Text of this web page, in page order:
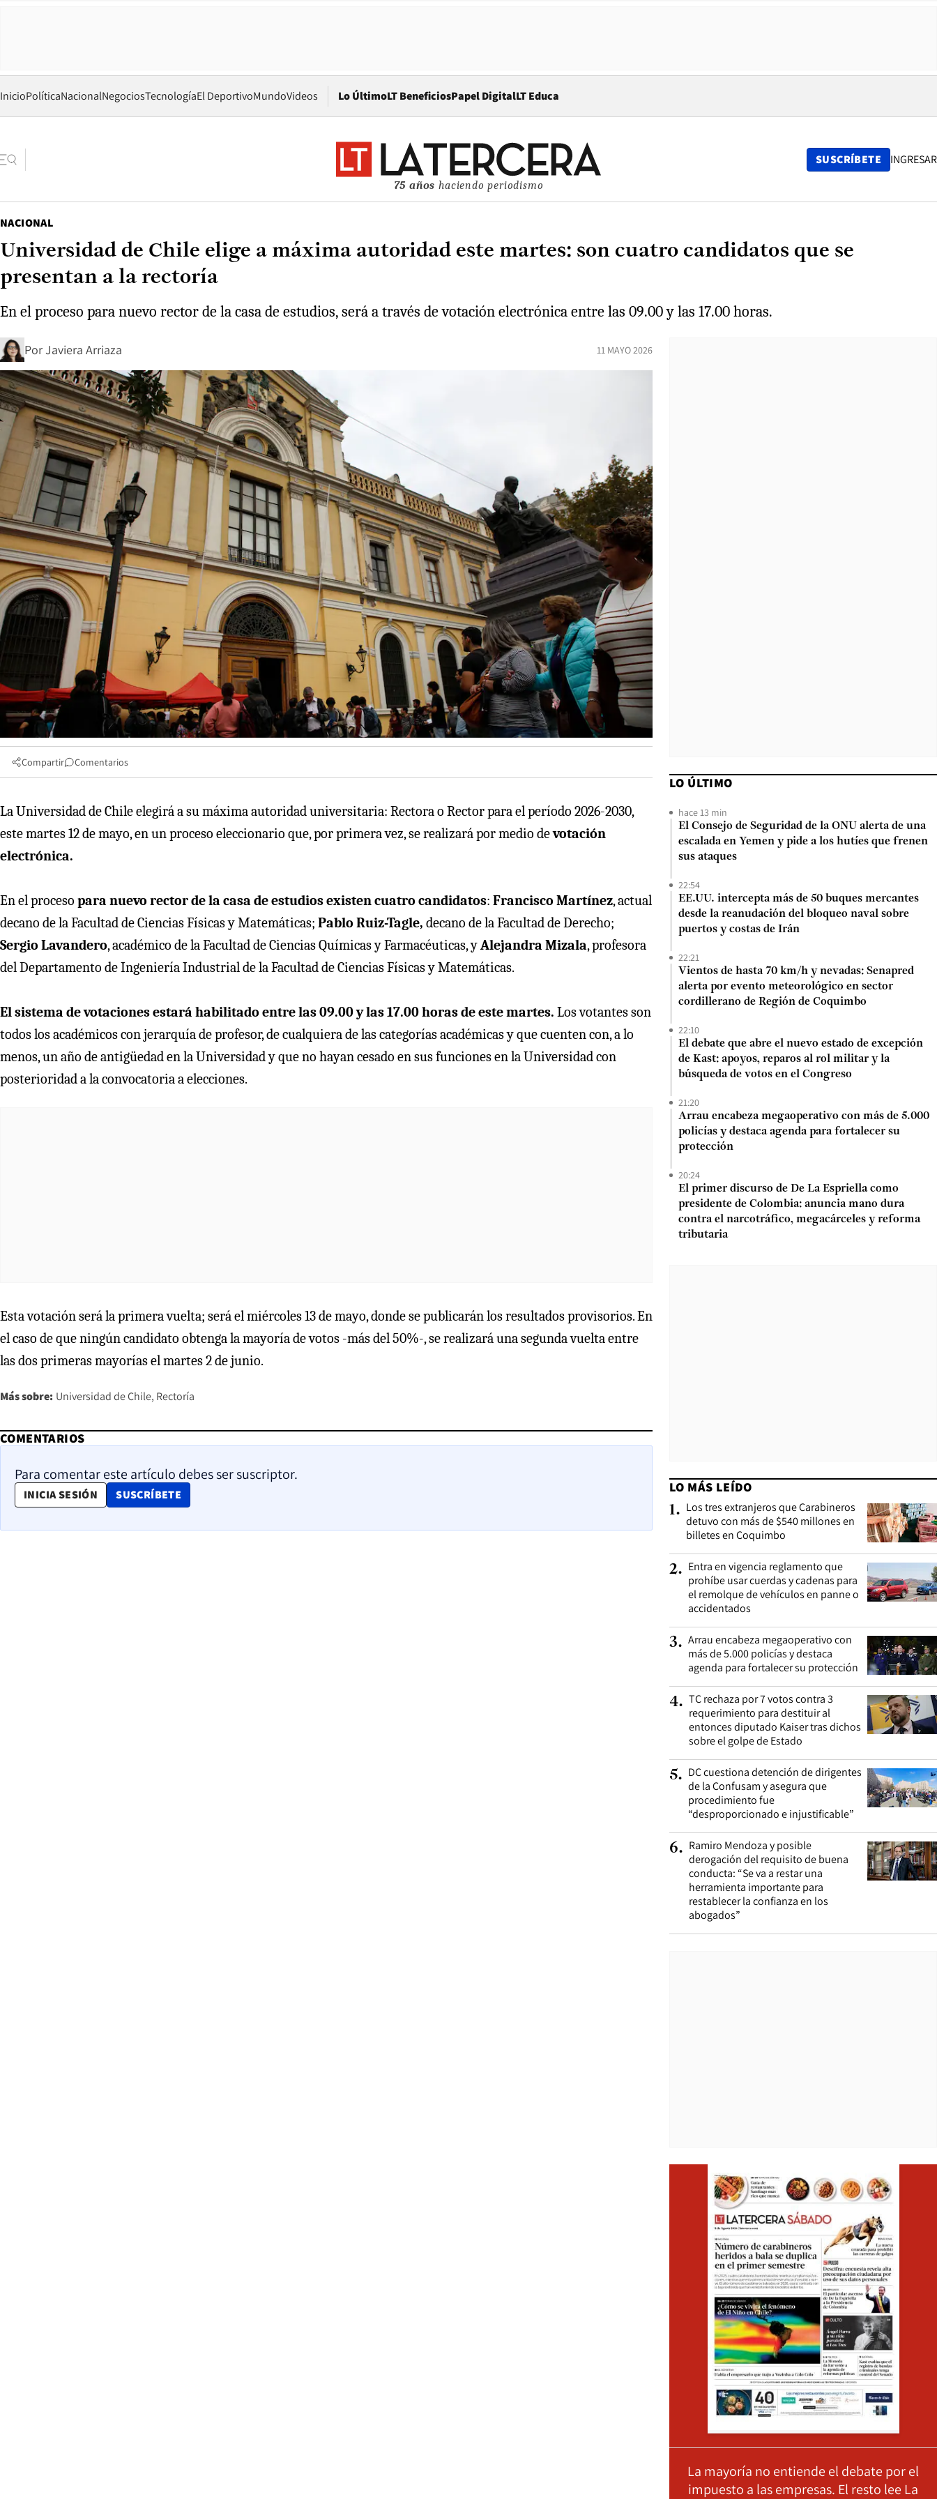
InicioPolíticaNacionalNegociosTecnologíaEl DeportivoMundoVideos Lo ÚltimoLT BeneficiosPapel DigitalOpens in new window
LT Educa
75 años haciendo periodismo
SUSCRÍBETE INGRESAR
NACIONAL
Universidad de Chile elige a máxima autoridad este martes: son cuatro candidatos que se
presentan a la rectoría
En el proceso para nuevo rector de la casa de estudios, será a través de votación electrónica entre las 09.00 y las 17.00 horas.
PorJaviera Arriaza 11 MAYO 2026
Compartir Comentarios
La Universidad de Chile elegirá a su máxima autoridad universitaria: Rectora o Rector para el período 2026-2030,
este martes 12 de mayo, en un proceso eleccionario que, por primera vez, se realizará por medio devotación
electrónica.
En el proceso para nuevo rector de la casa de estudios existen cuatro candidatos: Francisco Martínez, actual
decano de la Facultad de Ciencias Físicas y Matemáticas; Pablo Ruiz-Tagle, decano de la Facultad de Derecho;
Sergio Lavandero, académico de la Facultad de Ciencias Químicas y Farmacéuticas, yAlejandra Mizala, profesora
del Departamento de Ingeniería Industrial de la Facultad de Ciencias Físicas y Matemáticas.
El sistema de votaciones estará habilitado entre las 09.00 y las 17.00 horas de este martes. Los votantes son
todos los académicos con jerarquía de profesor, de cualquiera de las categorías académicas y que cuenten con, a lo
menos, un año de antigüedad en la Universidad y que no hayan cesado en sus funciones en la Universidad con
posterioridad a la convocatoria a elecciones.
Esta votación será la primera vuelta; será el miércoles 13 de mayo, donde se publicarán los resultados provisorios. En
el caso de que ningún candidato obtenga la mayoría de votos -más del 50%-, se realizará una segunda vuelta entre
las dos primeras mayorías el martes 2 de junio.
Más sobre: Universidad de Chile Rectoría
COMENTARIOS
Para comentar este artículo debes ser suscriptor.
INICIA SESIÓN SUSCRÍBETE
OPENS IN NEW WINDOW
LO ÚLTIMO
hace 13 min
El Consejo de Seguridad de la ONU alerta de una
escalada en Yemen y pide a los hutíes que frenen
sus ataques
22:54
EE.UU. intercepta más de 50 buques mercantes
desde la reanudación del bloqueo naval sobre
puertos y costas de Irán
22:21
Vientos de hasta 70 km/h y nevadas: Senapred
alerta por evento meteorológico en sector
cordillerano de Región de Coquimbo
22:10
El debate que abre el nuevo estado de excepción
de Kast: apoyos, reparos al rol militar y la
búsqueda de votos en el Congreso
21:20
Arrau encabeza megaoperativo con más de 5.000
policías y destaca agenda para fortalecer su
protección
20:24
El primer discurso de De La Espriella como
presidente de Colombia: anuncia mano dura
contra el narcotráfico, megacárceles y reforma
tributaria
LO MÁS LEÍDO
1. Los tres extranjeros que Carabineros
detuvo con más de $540 millones en
billetes en Coquimbo
2. Entra en vigencia reglamento que
prohíbe usar cuerdas y cadenas para
el remolque de vehículos en panne o
accidentados
3. Arrau encabeza megaoperativo con
más de 5.000 policías y destaca
agenda para fortalecer su protección
4. TC rechaza por 7 votos contra 3
requerimiento para destituir al
entonces diputado Kaiser tras dichos
sobre el golpe de Estado
5. DC cuestiona detención de dirigentes
de la Confusam y asegura que
procedimiento fue
“desproporcionado e injustificable”
6. Ramiro Mendoza y posible
derogación del requisito de buena
conducta: “Se va a restar una
herramienta importante para
restablecer la confianza en los
abogados”
La mayoría no entiende el debate por el
impuesto a las empresas. El resto lee La